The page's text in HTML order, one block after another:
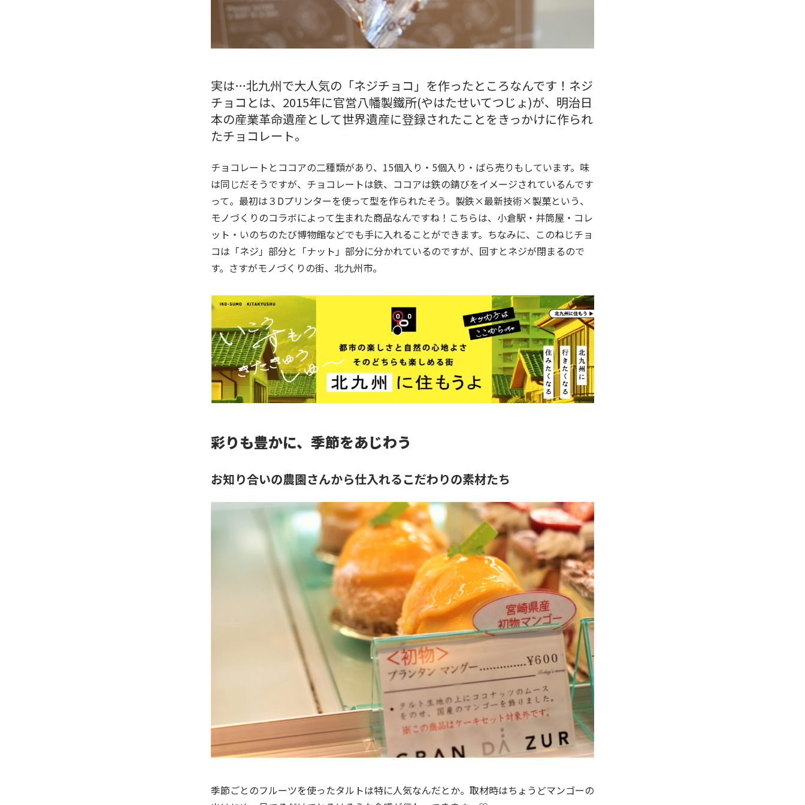
実は…北九州で大人気の「ネジチョコ」を作ったところなんです！ネジ
チョコとは、2015年に官営八幡製鐵所(やはたせいてつじょ)が、明治日
本の産業革命遺産として世界遺産に登録されたことをきっかけに作られ
たチョコレート。
チョコレートとココアの二種類があり、15個入り・5個入り・ばら売りもしています。味
は同じだそうですが、チョコレートは鉄、ココアは鉄の錆びをイメージされているんです
って。最初は３Dプリンターを使って型を作られたそう。製鉄×最新技術×製菓という、
モノづくりのコラボによって生まれた商品なんですね！こちらは、小倉駅・井筒屋・コレ
ット・いのちのたび博物館などでも手に入れることができます。ちなみに、このねじチョ
コは「ネジ」部分と「ナット」部分に分かれているのですが、回すとネジが閉まるので
す。さすがモノづくりの街、北九州市。
彩りも豊かに、季節をあじわう
お知り合いの農園さんから仕入れるこだわりの素材たち
季節ごとのフルーツを使ったタルトは特に人気なんだとか。 取材時はちょうどマンゴーの